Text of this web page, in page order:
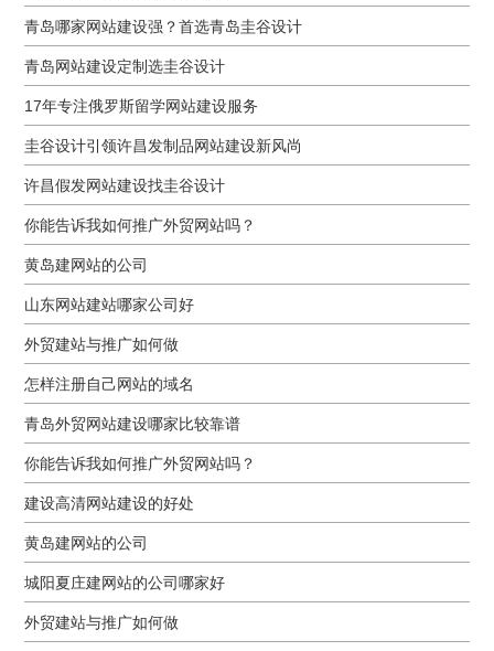
青岛哪家网站建设强？首选青岛圭谷设计
青岛网站建设定制选圭谷设计
17年专注俄罗斯留学网站建设服务
圭谷设计引领许昌发制品网站建设新风尚
许昌假发网站建设找圭谷设计
你能告诉我如何推广外贸网站吗？
黄岛建网站的公司
山东网站建站哪家公司好
外贸建站与推广如何做
怎样注册自己网站的域名
青岛外贸网站建设哪家比较靠谱
你能告诉我如何推广外贸网站吗？
建设高清网站建设的好处
黄岛建网站的公司
城阳夏庄建网站的公司哪家好
外贸建站与推广如何做